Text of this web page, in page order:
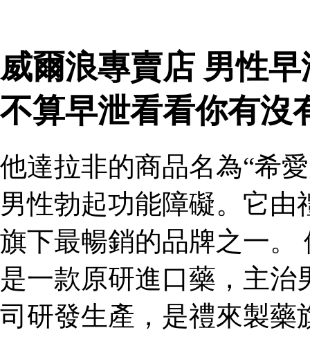
威爾浪專賣店 男性
不算早泄看看你有沒
他達拉非的商品名為“希
男性勃起功能障礙。它
旗下最暢銷的品牌之一。
是一款原研進口藥，主
司研發生產，是禮來製藥